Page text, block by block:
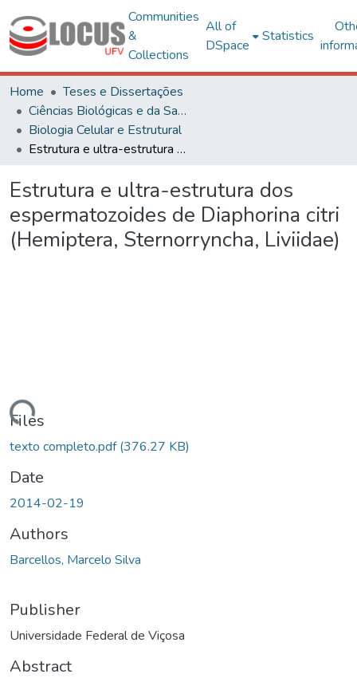
Communities
&
Collections
All of
DSpace
Statistics
Home
Teses e Dissertações
Ciências Biológicas e da Saúde
Biologia Celular e Estrutural
Estrutura e ultra-estrutura dos espermatozoides de Diaphorina citri (Hemiptera, Sternorryncha, Liviidae)
Estrutura e ultra-estrutura dos
espermatozoides de Diaphorina citri
(Hemiptera, Sternorryncha, Liviidae)
Files
texto completo.pdf(376.27 KB)
Date
2014-02-19
Authors
Barcellos, Marcelo Silva
Publisher
Universidade Federal de Viçosa
Abstract